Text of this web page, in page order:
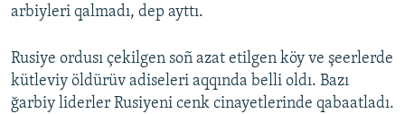
arbiyleri qalmadı, dep ayttı.
Rusiye ordusı çekilgen soñ azat etilgen köy ve şeerlerde
kütleviy öldürüv adiseleri aqqında belli oldı. Bazı
ğarbiy liderler Rusiyeni cenk cinayetlerinde qabaatladı.